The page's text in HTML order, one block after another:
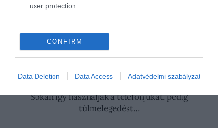
user protection.
CONFIRM
Data Deletion Data Access Adatvédelmi szabályzat
Nyitókép: Towfiqu barbhuiya/Unsplash
TUDOMÁNY HAS FOGYÁS
2050-re megduplázódhat a rákos betegek
Sokan így használják a telefonjukat, pedig
túlmelegedést…